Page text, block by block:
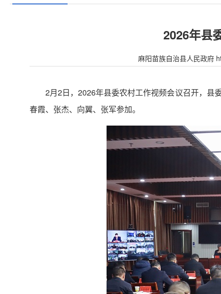
2026年县
麻阳苗族自治县人民政府
2月2日，2026年县委农村工作视频会议召开，县
春霞、张杰、向翼、张军参加。